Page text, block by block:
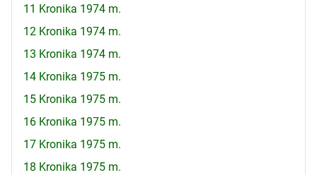
11 Kronika 1974 m.
12 Kronika 1974 m.
13 Kronika 1974 m.
14 Kronika 1975 m.
15 Kronika 1975 m.
16 Kronika 1975 m.
17 Kronika 1975 m.
18 Kronika 1975 m.